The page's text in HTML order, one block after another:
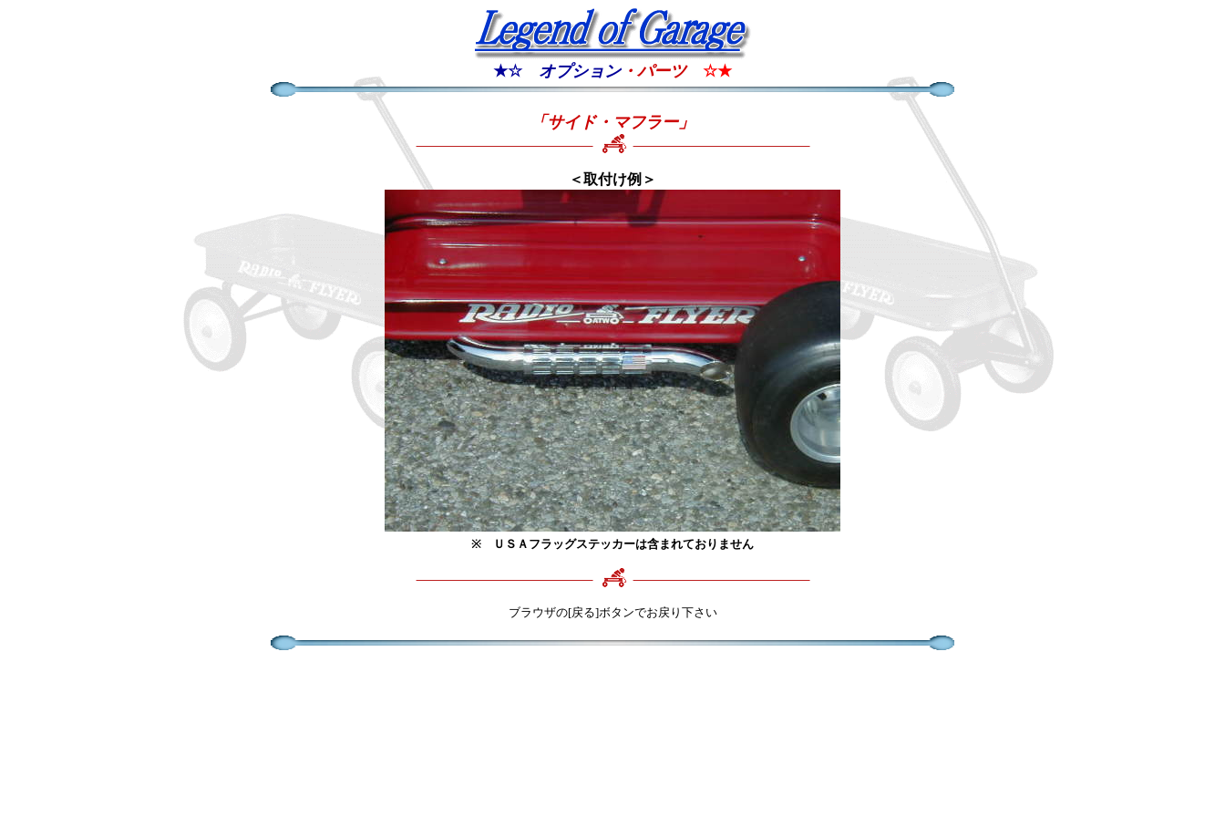
★☆ オプション・パーツ☆★
「サイド・マフラー」
＜取付け例＞
※ ＵＳＡフラッグステッカーは含まれておりません
ブラウザの[戻る]ボタンでお戻り下さい